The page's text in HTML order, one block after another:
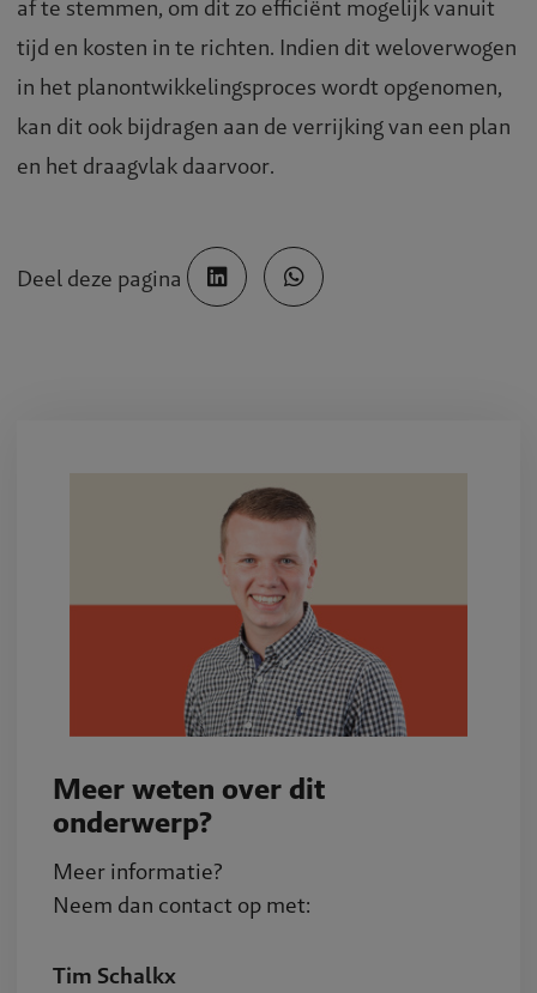
af te stemmen, om dit zo efficiënt mogelijk vanuit
tijd en kosten in te richten. Indien dit weloverwogen
in het planontwikkelingsproces wordt opgenomen,
kan dit ook bijdragen aan de verrijking van een plan
en het draagvlak daarvoor.
Deel deze pagina
Meer weten over dit
onderwerp?
Meer informatie?
Neem dan contact op met:
Tim Schalkx